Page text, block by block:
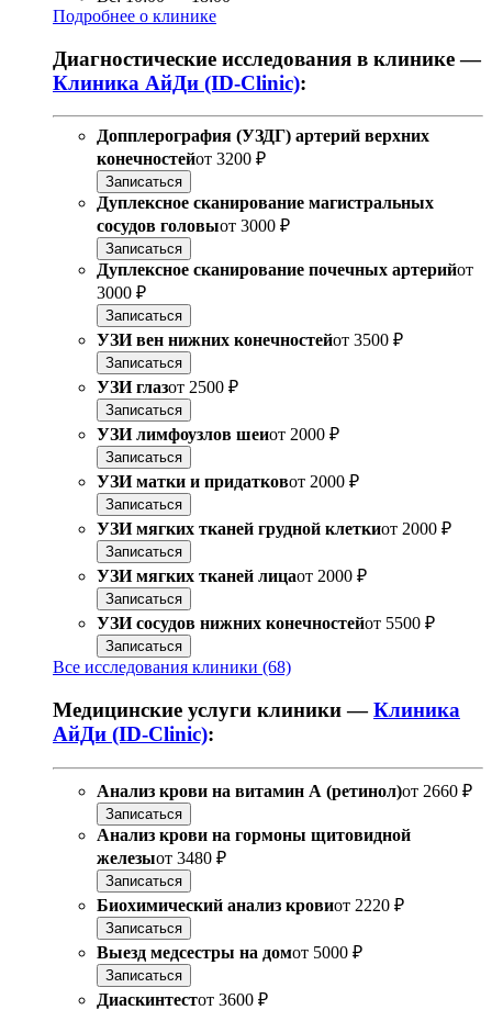
Подробнее о клинике
Диагностические исследования в клинике —
Клиника АйДи (ID-Clinic):
Допплерография (УЗДГ) артерий верхних
конечностейот 3200 ₽
Записаться
Дуплексное сканирование магистральных
сосудов головыот 3000 ₽
Записаться
Дуплексное сканирование почечных артерийот
3000 ₽
Записаться
УЗИ вен нижних конечностейот 3500 ₽
Записаться
УЗИ глазот 2500 ₽
Записаться
УЗИ лимфоузлов шеиот 2000 ₽
Записаться
УЗИ матки и придатковот 2000 ₽
Записаться
УЗИ мягких тканей грудной клеткиот 2000 ₽
Записаться
УЗИ мягких тканей лицаот 2000 ₽
Записаться
УЗИ сосудов нижних конечностейот 5500 ₽
Записаться
Все исследования клиники (68)
Медицинские услуги клиники —Клиника
АйДи (ID-Clinic):
Анализ крови на витамин А (ретинол)от 2660 ₽
Записаться
Анализ крови на гормоны щитовидной
железыот 3480 ₽
Записаться
Биохимический анализ кровиот 2220 ₽
Записаться
Выезд медсестры на домот 5000 ₽
Записаться
Диаскинтестот 3600 ₽